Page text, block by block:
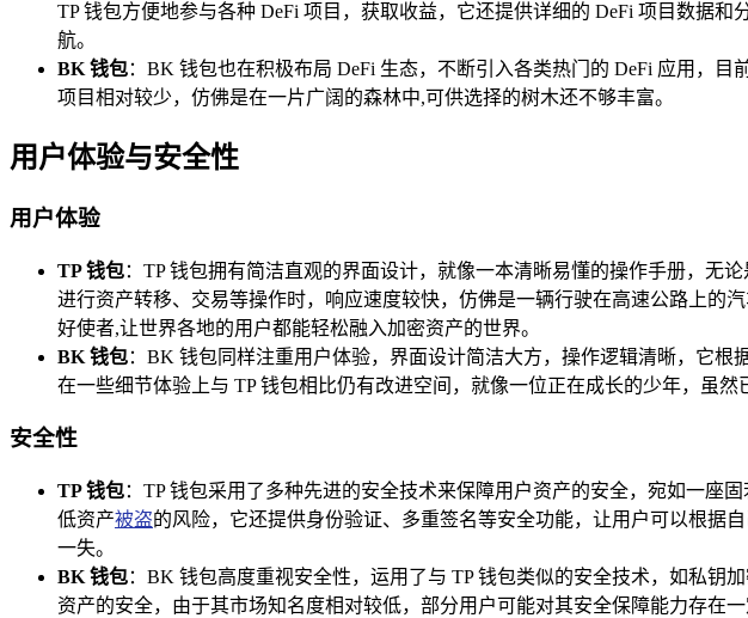
TP 钱包方便地参与各种 DeFi 项目，获取收益，它还提供详细的 DeFi 项目数据
航。
BK 钱包：BK 钱包也在积极布局 DeFi 生态，不断引入各类热门的 DeFi 应用，
项目相对较少，仿佛是在一片广阔的森林中,可供选择的树木还不够丰富。
用户体验与安全性
用户体验
TP 钱包：TP 钱包拥有简洁直观的界面设计，就像一本清晰易懂的操作手册，无
进行资产转移、交易等操作时，响应速度较快，仿佛是一辆行驶在高速公路上的
好使者,让世界各地的用户都能轻松融入加密资产的世界。
BK 钱包：BK 钱包同样注重用户体验，界面设计简洁大方，操作逻辑清晰，它
在一些细节体验上与 TP 钱包相比仍有改进空间，就像一位正在成长的少年，虽
安全性
TP 钱包：TP 钱包采用了多种先进的安全技术来保障用户资产的安全，宛如一座
低资产被盗的风险，它还提供身份验证、多重签名等安全功能，让用户可以根据
一失。
BK 钱包：BK 钱包高度重视安全性，运用了与 TP 钱包类似的安全技术，如私钥
资产的安全，由于其市场知名度相对较低，部分用户可能对其安全保障能力存在